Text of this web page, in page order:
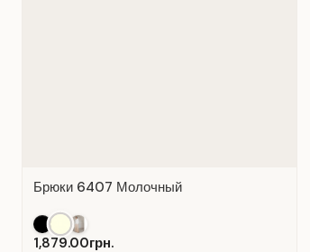
Брюки 6407 Молочный
1,879.00грн.